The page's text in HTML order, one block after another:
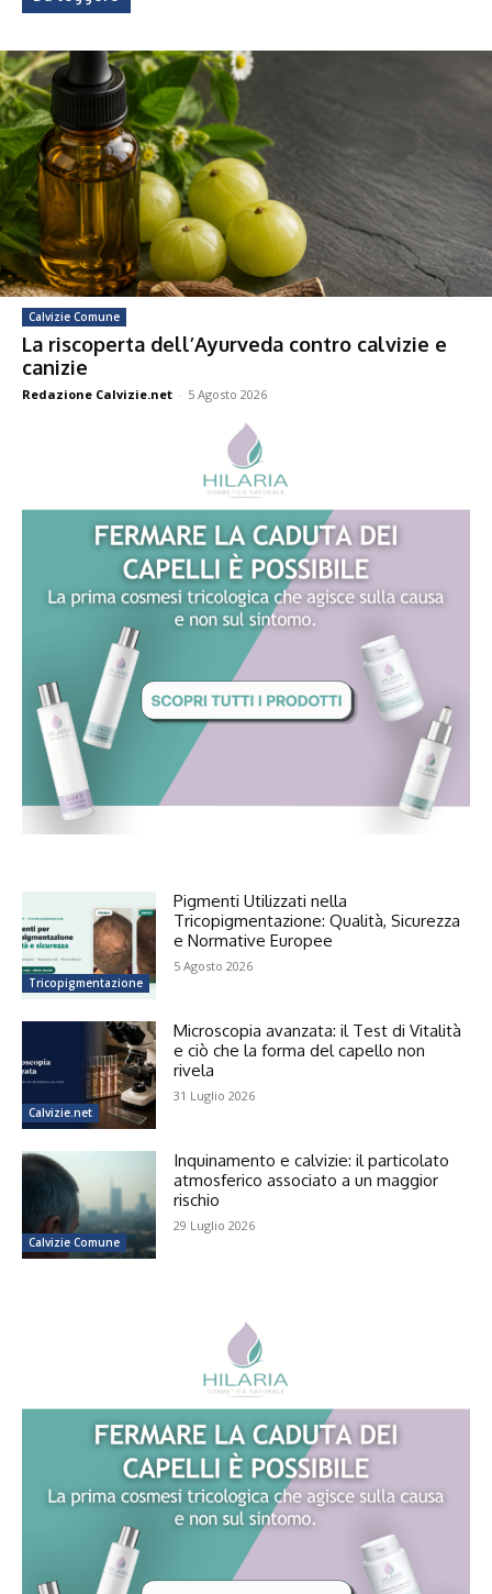
Calvizie Comune
La riscoperta dell’Ayurveda contro calvizie e
canizie
Redazione Calvizie.net - 5 Agosto 2026
Tricopigmentazione
Pigmenti Utilizzati nella
Tricopigmentazione: Qualità, Sicurezza
e Normative Europee
5 Agosto 2026
Calvizie.net
Microscopia avanzata: il Test di Vitalità
e ciò che la forma del capello non
rivela
31 Luglio 2026
Calvizie Comune
Inquinamento e calvizie: il particolato
atmosferico associato a un maggior
rischio
29 Luglio 2026